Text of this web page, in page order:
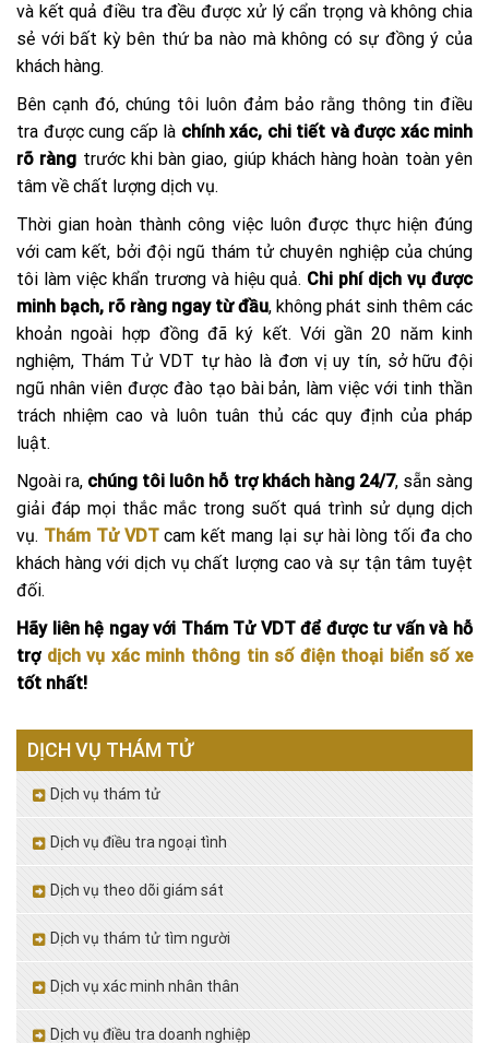
và kết quả điều tra đều được xử lý cẩn trọng và không chia
sẻ với bất kỳ bên thứ ba nào mà không có sự đồng ý của
khách hàng.
Bên cạnh đó, chúng tôi luôn đảm bảo rằng thông tin điều
tra được cung cấp là chính xác, chi tiết và được xác minh
rõ ràng trước khi bàn giao, giúp khách hàng hoàn toàn yên
tâm về chất lượng dịch vụ.
Thời gian hoàn thành công việc luôn được thực hiện đúng
với cam kết, bởi đội ngũ thám tử chuyên nghiệp của chúng
tôi làm việc khẩn trương và hiệu quả. Chi phí dịch vụ được
minh bạch, rõ ràng ngay từ đầu, không phát sinh thêm các
khoản ngoài hợp đồng đã ký kết. Với gần 20 năm kinh
nghiệm, Thám Tử VDT tự hào là đơn vị uy tín, sở hữu đội
ngũ nhân viên được đào tạo bài bản, làm việc với tinh thần
trách nhiệm cao và luôn tuân thủ các quy định của pháp
luật.
Ngoài ra, chúng tôi luôn hỗ trợ khách hàng 24/7, sẵn sàng
giải đáp mọi thắc mắc trong suốt quá trình sử dụng dịch
vụ. Thám Tử VDTcam kết mang lại sự hài lòng tối đa cho
khách hàng với dịch vụ chất lượng cao và sự tận tâm tuyệt
đối.
Hãy liên hệ ngay với Thám Tử VDT để được tư vấn và hỗ
trợ dịch vụ xác minh thông tin số điện thoại biển số xe
tốt nhất!
DỊCH VỤ THÁM TỬ
Dịch vụ thám tử
Dịch vụ điều tra ngoại tình
Dịch vụ theo dõi giám sát
Dịch vụ thám tử tìm người
Dịch vụ xác minh nhân thân
Dịch vụ điều tra doanh nghiệp